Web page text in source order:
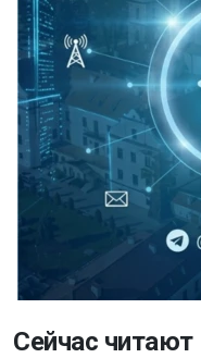
Сейчас читают